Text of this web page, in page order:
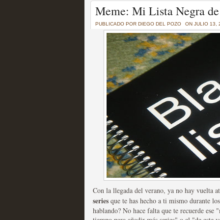
Un recorrido por todas
of Thrones a través de
MOLTISANTI
Recomendación de la semana
La burbuja de los
original
MOLTISANTI
Recomendación de la semana
Meme: Mi Lista Negra
PUBLICADO POR DIEGO DEL POZO ON JULIO 13,
Con la llegada del verano, ya no hay vuelta
series que te has hecho a ti mismo durante
hablando? No hace falta que te recuerde